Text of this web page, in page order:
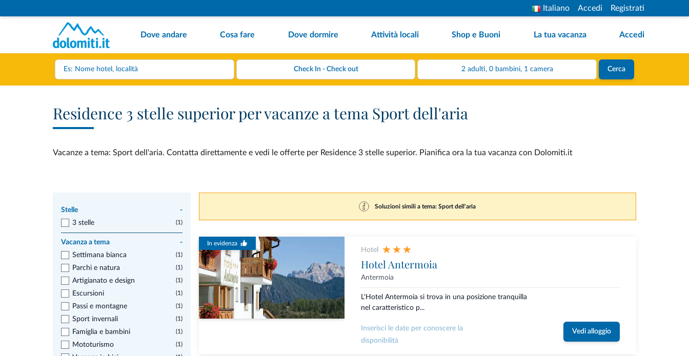
Italiano Accedi Registrati
Dove andare Cosa fare Dove dormire Attività locali Shop e Buoni La tua vacanza Accedi
2 adulti, 0 bambini, 1 camera Cerca
Residence 3 stelle superior per vacanze a tema Sport dell'aria
Vacanze a tema: Sport dell'aria. Contatta direttamente e vedi le offerte per Residence 3 stelle superior. Pianifica ora la tua vacanza con Dolomiti.it
Stelle
-
3 stelle
(1)
Vacanza a tema
-
Settimana bianca
(1)
Parchi e natura (1)
Artigianato e design (1)
Escursioni (1)
Passi e montagne (1)
Sport invernali (1)
Famiglia e bambini (1)
Mototurismo (1)
Soluzioni simili a tema: Sport dell'aria
In evidenza
Hotel
Hotel Antermoia
Antermoia
L'Hotel Antermoia si trova in una posizione tranquilla
nel caratteristico p...
Inserisci le date per conoscere la
disponibilità
Vedi alloggio